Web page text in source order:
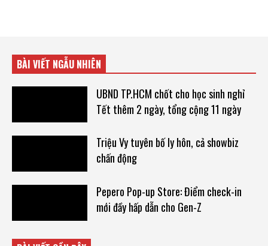
BÀI VIẾT NGẪU NHIÊN
UBND TP.HCM chốt cho học sinh nghỉ
Tết thêm 2 ngày, tổng cộng 11 ngày
Triệu Vy tuyên bố ly hôn, cả showbiz
chấn động
Pepero Pop-up Store: Điểm check-in
mới đầy hấp dẫn cho Gen-Z